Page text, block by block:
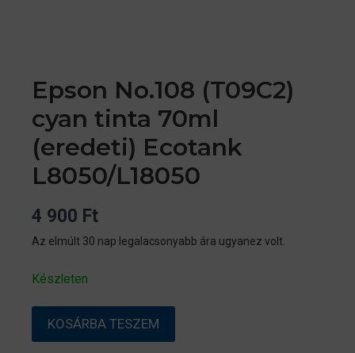
Epson No.108 (T09C2)
cyan tinta 70ml
(eredeti) Ecotank
L8050/L18050
4 900 Ft
Az elmúlt 30 nap legalacsonyabb ára ugyanez volt.
Készleten
Epson
KOSÁRBA TESZEM